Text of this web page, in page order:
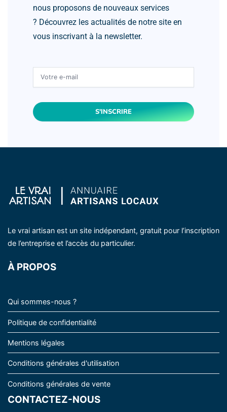
nous proposons de nouveaux services
? Découvrez les actualités de notre site en
vous inscrivant à la newsletter.
Le vrai artisan est un site indépendant, gratuit pour l’inscription
de l’entreprise et l’accès du particulier.
À PROPOS
Qui sommes-nous ?
Politique de confidentialité
Mentions légales
Conditions générales d'utilisation
Conditions générales de vente
CONTACTEZ-NOUS